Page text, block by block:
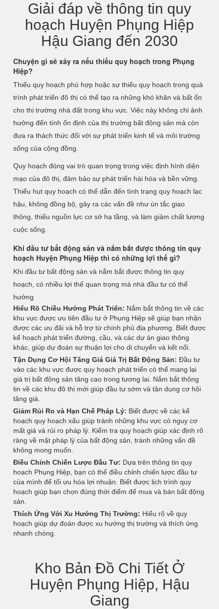
Giải đáp về thông tin quy
hoạch Huyện Phụng Hiệp
Hậu Giang đến 2030
Chuyện gì sẽ xảy ra nếu thiếu quy hoạch trong Phụng
Hiệp?
Thiếu quy hoạch phù hợp hoặc sự thiếu quy hoạch trong quá
trình phát triển đô thị có thể tạo ra những khó khăn và bất ổn
cho thị trường nhà đất trong khu vực. Việc này không chỉ ảnh
hưởng đến tính ổn định của thị trường bất động sản mà còn
đưa ra thách thức đối với sự phát triển kinh tế và môi trường
sống của cộng đồng.
Quy hoạch đóng vai trò quan trọng trong việc định hình diện
mạo của đô thị, đảm bảo sự phát triển hài hòa và bền vững.
Thiếu hụt quy hoạch có thể dẫn đến tình trạng quy hoạch lạc
hậu, không đồng bộ, gây ra các vấn đề như ùn tắc giao
thông, thiếu nguồn lực cơ sở hạ tầng, và làm giảm chất lượng
cuộc sống.
Khi đầu tư bất động sản và nắm bắt được thông tin quy
hoạch Huyện Phụng Hiệp thì có những lợi thế gì?
Khi đầu tư bất động sản và nắm bắt được thông tin quy
hoạch, có nhiều lợi thế quan trọng mà nhà đầu tư có thể
hưởng
Hiểu Rõ Chiều Hướng Phát Triển: Nắm bắt thông tin về các
khu vực được ưu tiên đầu tư ở Phụng Hiệp sẽ giúp bạn nhận
được các ưu đãi và hỗ trợ từ chính phủ địa phương. Biết được
kế hoạch phát triển đường, cầu, và các dự án giao thông
khác, giúp dự đoán sự thuận lợi cho di chuyển và kết nối.
Tận Dụng Cơ Hội Tăng Giá Giá Trị Bất Động Sản: Đầu tư
vào các khu vực được quy hoạch phát triển có thể mang lại
giá trị bất động sản tăng cao trong tương lai. Nắm bắt thông
tin về các khu đô thị mới giúp đầu tư sớm và tận dụng cơ hội
tăng giá.
Giảm Rủi Ro và Hạn Chế Pháp Lý: Biết được về các kế
hoạch quy hoạch xấu giúp tránh những khu vực có nguy cơ
mất giá và rủi ro pháp lý. Kiểm tra quy hoạch giúp xác định rõ
ràng về mặt pháp lý của bất động sản, tránh những vấn đề
không mong muốn.
Điều Chỉnh Chiến Lược Đầu Tư: Dựa trên thông tin quy
hoạch Phụng Hiệp, bạn có thể điều chỉnh chiến lược đầu tư
của mình để tối ưu hóa lợi nhuận. Biết được lịch trình quy
hoạch giúp bạn chọn đúng thời điểm để mua và bán bất động
sản.
Thích Ứng Với Xu Hướng Thị Trường: Hiểu rõ về quy
hoạch giúp dự đoán được xu hướng thị trường và thích ứng
nhanh chóng.
Kho Bản Đồ Chi Tiết Ở
Huyện Phụng Hiệp, Hậu
Giang